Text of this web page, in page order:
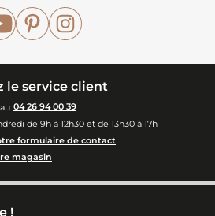
YouTubePinterest
le service client
04 26 94 00 39
de 9h à 12h30 et de 13h30 à 17h
formulaire de contact
magasin
!